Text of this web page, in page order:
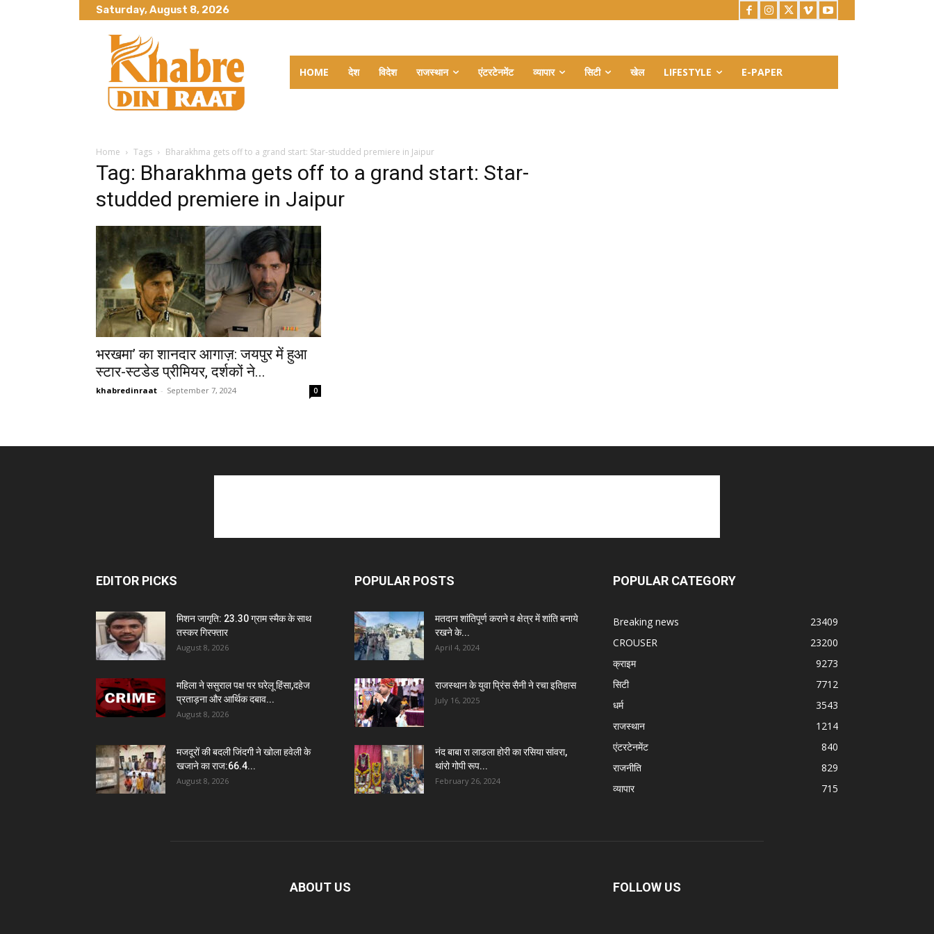
Saturday, August 8, 2026
HOME देश विदेश राजस्थान एंटरटेनमेंट व्यापार सिटी खेल LIFESTYLE E-PAPER
Home Tags Bharakhma gets off to a grand start: Star-studded premiere in Jaipur
Tag: Bharakhma gets off to a grand start: Star-
studded premiere in Jaipur
भरखमा’ का शानदार आगाज़: जयपुर में हुआ
स्टार-स्टडेड प्रीमियर, दर्शकों ने...
khabredinraat - September 7, 2024 0
EDITOR PICKS
मिशन जागृति: 23.30 ग्राम स्मैक के साथ
तस्कर गिरफ्तार
August 8, 2026
महिला ने ससुराल पक्ष पर घरेलू हिंसा,दहेज
प्रताड़ना और आर्थिक दबाव...
August 8, 2026
मजदूरों की बदली जिंदगी ने खोला हवेली के
खजाने का राज:66.4...
August 8, 2026
POPULAR POSTS
मतदान शांतिपूर्ण कराने व क्षेत्र में शांति बनाये
रखने के...
April 4, 2024
राजस्थान के युवा प्रिंस सैनी ने रचा इतिहास
July 16, 2025
नंद बाबा रा लाडला होरी का रसिया सांवरा,
थांरो गोपी रूप...
February 26, 2024
POPULAR CATEGORY
Breaking news
23409
CROUSER
23200
क्राइम
9273
सिटी
7712
धर्म
3543
राजस्थान
1214
एंटरटेनमेंट
840
राजनीति
829
व्यापार
715
ABOUT US FOLLOW US